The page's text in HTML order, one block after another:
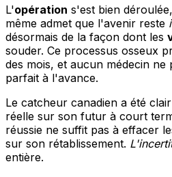
L'opération s'est bien
même admet que l'avenir reste
désormais de la façon dont les
souder. Ce processus osseux
des mois, et aucun médecin
parfait à l'avance.
Le catcheur canadien a été
réelle sur son futur à court
réussie ne suffit pas à effacer
sur son rétablissement.
entière.